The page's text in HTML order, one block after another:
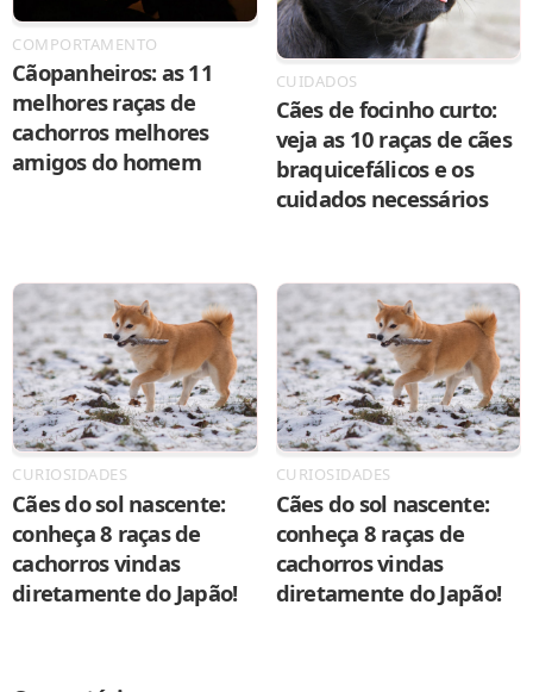
COMPORTAMENTO
Cãopanheiros: as 11
melhores raças de
cachorros melhores
amigos do homem
CUIDADOS
Cães de focinho curto:
veja as 10 raças de cães
braquicefálicos e os
cuidados necessários
CURIOSIDADES
Cães do sol nascente:
conheça 8 raças de
cachorros vindas
diretamente do Japão!
CURIOSIDADES
Cães do sol nascente:
conheça 8 raças de
cachorros vindas
diretamente do Japão!